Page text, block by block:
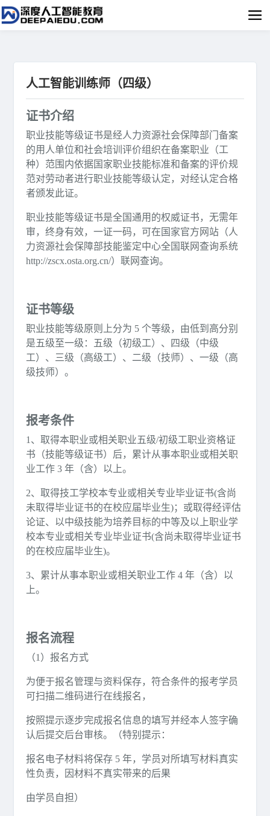
人工智能训练师（四级）
证书介绍
职业技能等级证书是经人力资源社会保障部门备案
的用人单位和社会培训评价组织在备案职业（工
种）范围内依据国家职业技能标准和备案的评价规
范对劳动者进行职业技能等级认定，对经认定合格
者颁发此证。
职业技能等级证书是全国通用的权威证书，无需年
审，终身有效，一证一码，可在国家官方网站（人
力资源社会保障部技能鉴定中心全国联网查询系统
http://zscx.osta.org.cn/）联网查询。
证书等级
职业技能等级原则上分为 5 个等级，由低到高分别
是五级至一级：五级（初级工）、四级（中级
工）、三级（高级工）、二级（技师）、一级（高
级技师）。
报考条件
1、取得本职业或相关职业五级/初级工职业资格证
书（技能等级证书）后，累计从事本职业或相关职
业工作 3 年（含）以上。
2、取得技工学校本专业或相关专业毕业证书(含尚
未取得毕业证书的在校应届毕业生)；或取得经评估
论证、以中级技能为培养目标的中等及以上职业学
校本专业或相关专业毕业证书(含尚未取得毕业证书
的在校应届毕业生)。
3、累计从事本职业或相关职业工作 4 年（含）以
上。
报名流程
（1）报名方式
为便于报名管理与资料保存，符合条件的报考学员
可扫描二维码进行在线报名，
按照提示逐步完成报名信息的填写并经本人签字确
认后提交后台审核。（特别提示：
报名电子材料将保存 5 年，学员对所填写材料真实
性负责，因材料不真实带来的后果
由学员自担）